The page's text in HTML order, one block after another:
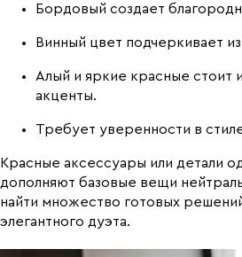
Бордовый создает
Винный цвет подчеркивает
Алый и яркие красные стоит
акценты.
Требует уверенности в
Красные аксессуары или детали
дополняют базовые вещи
найти множество готовых
элегантного дуэта.